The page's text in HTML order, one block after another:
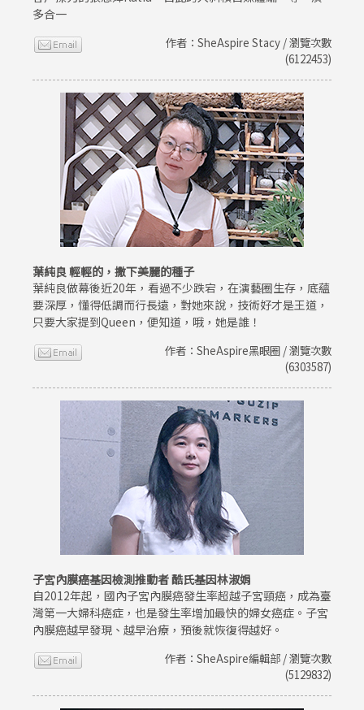
多合一
作者：SheAspire Stacy / 瀏覽次數
(6122453)
葉純良 輕輕的，撒下美麗的種子
葉純良做幕後近20年，看過不少跌宕，在演藝圈生存，底蘊
要深厚，懂得低調而行長遠，對她來說，技術好才是王道，
只要大家提到Queen，便知道，哦，她是誰！
作者：SheAspire黑眼圈 / 瀏覽次數
(6303587)
子宮內膜癌基因檢測推動者 酷氏基因林淑娟
自2012年起，國內子宮內膜癌發生率超越子宮頸癌，成為臺
灣第一大婦科癌症，也是發生率增加最快的婦女癌症。子宮
內膜癌越早發現、越早治療，預後就恢復得越好。
作者：SheAspire編輯部 / 瀏覽次數
(5129832)